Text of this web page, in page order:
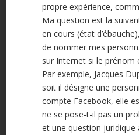
propre expérience,
Ma question est la
en cours (état
de nommer mes
sur Internet si le prénom
Par exemple, Jacques
soit il désigne une
compte Facebook, elle
ne se pose-t-il pas un
et une question